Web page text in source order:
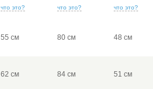
что это? что это? что это?
55 см 80 см 48 см
62 см 84 см 51 см